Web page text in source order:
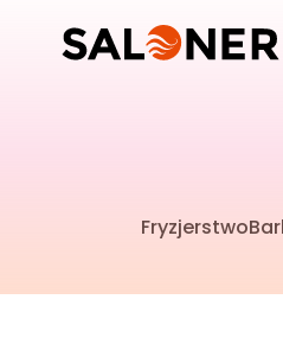
Fryzjerstwo